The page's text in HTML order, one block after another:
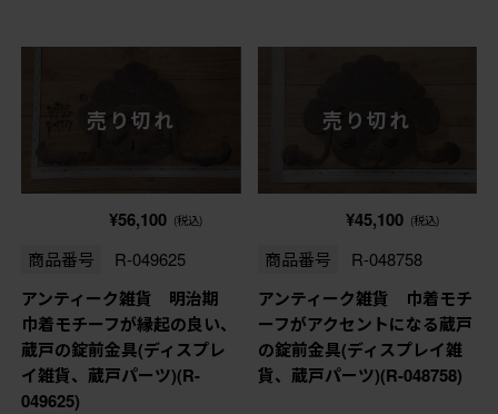
売り切れ
¥56,100 (税込)
商品番号 R-049625
アンティーク雑貨 明治期
巾着モチーフが縁起の良い、
蔵戸の錠前金具(ディスプレ
イ雑貨、蔵戸パーツ)(R-
049625)
売り切れ
¥45,100 (税込)
商品番号 R-048758
アンティーク雑貨 巾着モチ
ーフがアクセントになる蔵戸
の錠前金具(ディスプレイ雑
貨、蔵戸パーツ)(R-048758)